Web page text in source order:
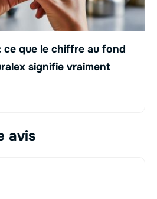
ce que le chiffre au fond
signifie vraiment
avis